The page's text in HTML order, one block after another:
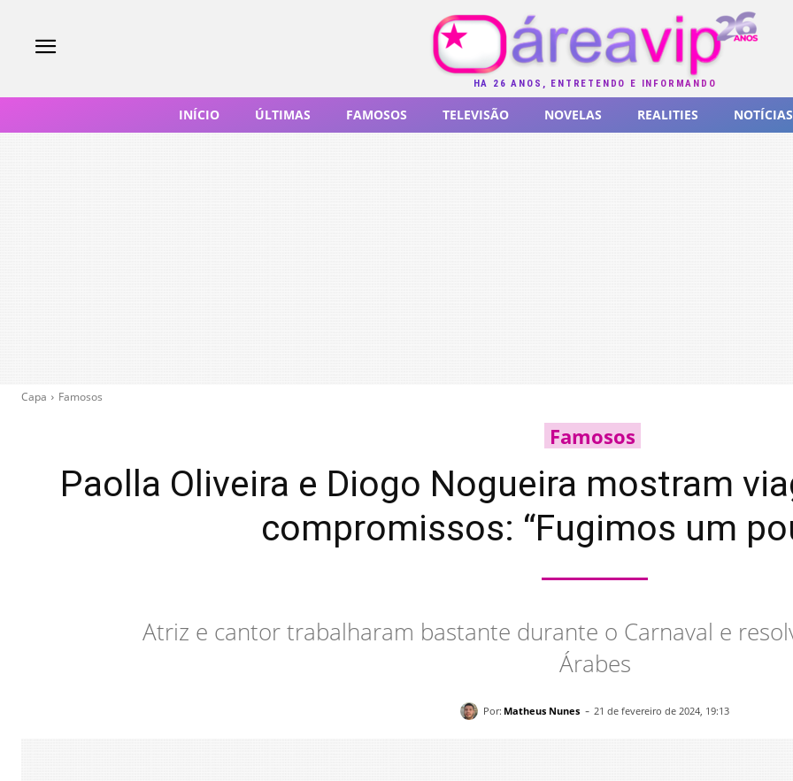
HÁ 26 ANOS, ENTRETENDO E INFORMANDO
INÍCIO ÚLTIMAS FAMOSOS TELEVISÃO NOVELAS REALITIES NOTÍCIAS
Capa Famosos
Famosos
Paolla Oliveira e Diogo Nogueira mostram
compromissos: “Fugimos um
Atriz e cantor trabalharam bastante durante o Carnaval e
Árabes
Por: Matheus Nunes - 21 de fevereiro de 2024, 19:13